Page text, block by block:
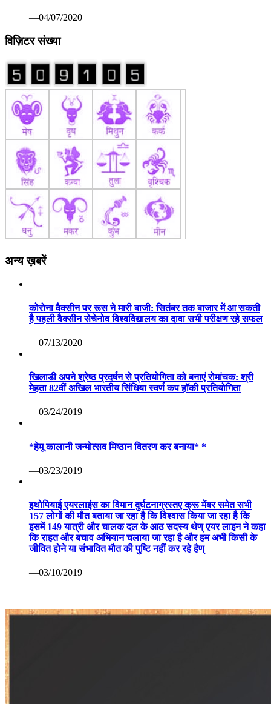
—04/07/2020
विज़िटर संख्या
अन्य ख़बरें
कोरोना वैक्सीन पर रूस ने मारी बाजी: सितंबर तक बाजार में आ सकती
है पहली वैक्सीन सेचेनोव विश्वविद्यालय का दावा सभी परीक्षण रहे सफल
—07/13/2020
खिलाडी अपने श्रेष्ठ प्रदर्षन से प्रतियोगिता को बनाएं रोमांचक: श्री
मेहता 82वीं अखिल भारतीय सिंधिया स्वर्ण कप हॉकी प्रतियोगिता
—03/24/2019
*हेमू कालानी जन्मोत्सव मिष्ठान वितरण कर बनाया* *
—03/23/2019
इथोपियाई एयरलाइंस का विमान दुर्घटनाग्रस्तए क्रू मेंबर समेत सभी
157 लोगों की मौत बताया जा रहा है कि विश्वास किया जा रहा है कि
इसमें 149 यात्री और चालक दल के आठ सदस्य थेण् एयर लाइन ने कहा
कि राहत और बचाव अभियान चलाया जा रहा है और हम अभी किसी के
जीवित होने या संभावित मौत की पुष्टि नहीं कर रहे हैण्
—03/10/2019